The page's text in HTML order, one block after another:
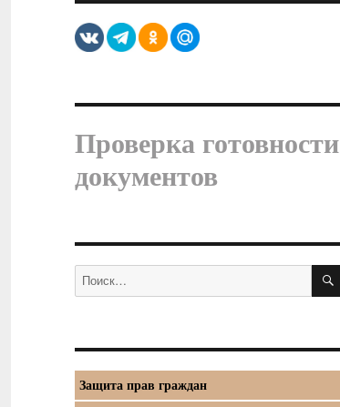
Проверка готовности
документов
Искать:
Защита прав граждан